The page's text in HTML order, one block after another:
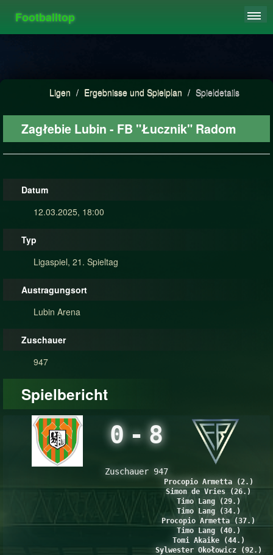
Footballtop
HIGHSCORE
Ligen / Ergebnisse und Spielplan / Spieldetails
Zagłebie Lubin - FB "Łucznik" Radom
Datum
12.03.2025, 18:00
Typ
Ligaspiel, 21. Spieltag
Austragungsort
Lubin Arena
Zuschauer
947
Spielbericht
0- 8
Zuschauer 947
Procopio Armetta (2.)
Simon de Vries (26.)
Timo Lang (29.)
Timo Lang (34.)
Procopio Armetta (37.)
Timo Lang (40.)
Tomi Akaike (44.)
Sylwester Okołowicz (92.)